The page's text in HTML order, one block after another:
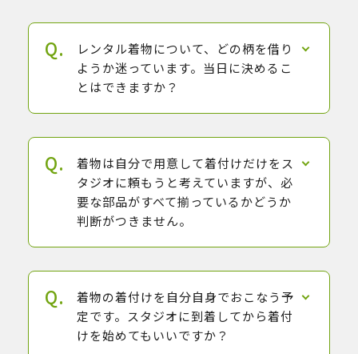
レンタル着物について、どの柄を借り
ようか迷っています。当日に決めるこ
とはできますか？
着物は自分で用意して着付けだけをス
タジオに頼もうと考えていますが、必
要な部品がすべて揃っているかどうか
判断がつきません。
着物の着付けを自分自身でおこなう予
定です。スタジオに到着してから着付
けを始めてもいいですか？